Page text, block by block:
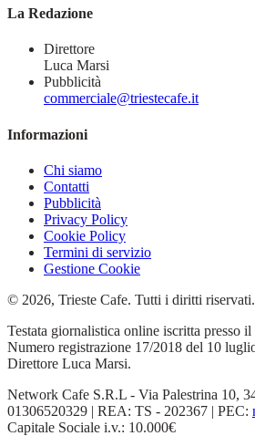
La Redazione
Direttore
Luca Marsi
Pubblicità
commerciale@triestecafe.it
Informazioni
Chi siamo
Contatti
Pubblicità
Privacy Policy
Cookie Policy
Termini di servizio
Gestione Cookie
© 2026, Trieste Cafe. Tutti i diritti riservati.
Testata giornalistica online iscritta presso
Numero registrazione 17/2018 del 10
Direttore Luca Marsi.
Network Cafe S.R.L - Via Palestrina 10,
01306520329 | REA: TS - 202367 | PEC:
Capitale Sociale i.v.: 10.000€